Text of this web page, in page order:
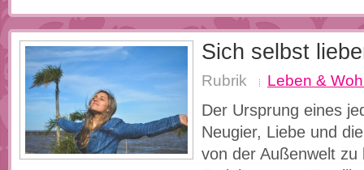
Sich selbst
Rubrik Leben &
Der Ursprung eines
Neugier, Liebe und
von der Außenwelt zu